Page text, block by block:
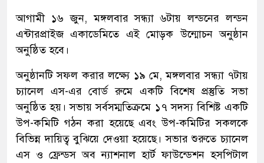
আগামী ১৬ জুন, মঙ্গলবার সন্ধ্যা ৬টায় লন্ডনের লন্ডন
এন্টারপ্রাইজ একাডেমিতে এই মোড়ক উন্মোচন অনুষ্ঠান
অনুষ্ঠিত হবে।
অনুষ্ঠানটি সফল করার লক্ষ্যে ১৯ মে, মঙ্গলবার সন্ধ্যা ৭টায়
চ্যানেল এস-এর বোর্ড রুমে একটি বিশেষ প্রস্তুতি সভা
অনুষ্ঠিত হয়। সভায় সর্বসম্মতিক্রমে ১৭ সদস্য বিশিষ্ট একটি
উপ-কমিটি গঠন করা হয়েছে এবং উপ-কমিটির সকলকে
বিভিন্ন দায়িত্ব বুঝিয়ে দেওয়া হয়েছে। সভার শুরুতে চ্যানেল
এস ও ফ্রেন্ডস অব ন্যাশনাল হার্ট ফাউন্ডেশন হসপিটাল